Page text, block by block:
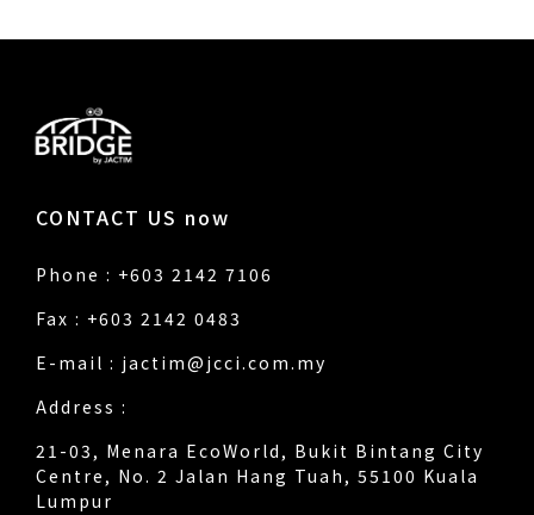
CONTACT US now
Phone : +603 2142 7106
Fax : +603 2142 0483
E-mail : jactim@jcci.com.my
Address :
21-03, Menara EcoWorld, Bukit Bintang City
Centre, No. 2 Jalan Hang Tuah, 55100 Kuala
Lumpur